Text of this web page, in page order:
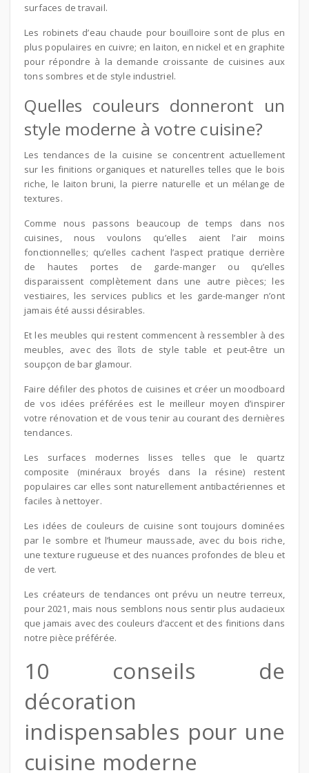
surfaces de travail.
Les robinets d’eau chaude pour bouilloire sont de plus en
plus populaires en cuivre; en laiton, en nickel et en graphite
pour répondre à la demande croissante de cuisines aux
tons sombres et de style industriel.
Quelles couleurs donneront un
style moderne à votre cuisine?
Les tendances de la cuisine se concentrent actuellement
sur les finitions organiques et naturelles telles que le bois
riche, le laiton bruni, la pierre naturelle et un mélange de
textures.
Comme nous passons beaucoup de temps dans nos
cuisines, nous voulons qu’elles aient l’air moins
fonctionnelles; qu’elles cachent l’aspect pratique derrière
de hautes portes de garde-manger ou qu’elles
disparaissent complètement dans une autre pièces; les
vestiaires, les services publics et les garde-manger n’ont
jamais été aussi désirables.
Et les meubles qui restent commencent à ressembler à des
meubles, avec des îlots de style table et peut-être un
soupçon de bar glamour.
Faire défiler des photos de cuisines et créer un moodboard
de vos idées préférées est le meilleur moyen d’inspirer
votre rénovation et de vous tenir au courant des dernières
tendances.
Les surfaces modernes lisses telles que le quartz
composite (minéraux broyés dans la résine) restent
populaires car elles sont naturellement antibactériennes et
faciles à nettoyer.
Les idées de couleurs de cuisine sont toujours dominées
par le sombre et l’humeur maussade, avec du bois riche,
une texture rugueuse et des nuances profondes de bleu et
de vert.
Les créateurs de tendances ont prévu un neutre terreux,
pour 2021, mais nous semblons nous sentir plus audacieux
que jamais avec des couleurs d’accent et des finitions dans
notre pièce préférée.
10 conseils de
décoration
indispensables pour une
cuisine moderne